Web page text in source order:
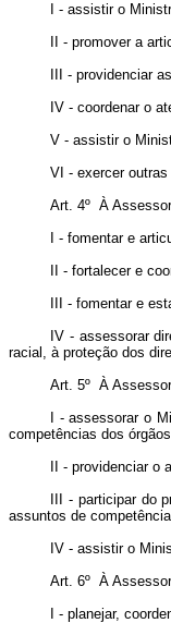
I - assistir o
II - promover a
III - providenciar
IV - coordenar o
V - assistir o
VI - exercer
Art. 4º À
I - fomentar e
II - fortalecer e
III - fomentar e
IV - assessorar
racial, à proteção dos
Art. 5º À
I - assessorar o
competências dos
II - providenciar
III - participar do
assuntos de
IV - assistir o
Art. 6º À
I - planejar,